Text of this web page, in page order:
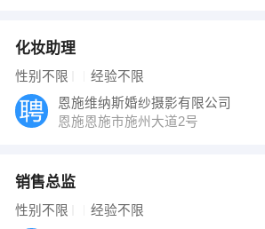
化妆助理
性别不限 经验不限
恩施维纳斯婚纱摄影有限公司
恩施恩施市施州大道2号
销售总监
性别不限 经验不限